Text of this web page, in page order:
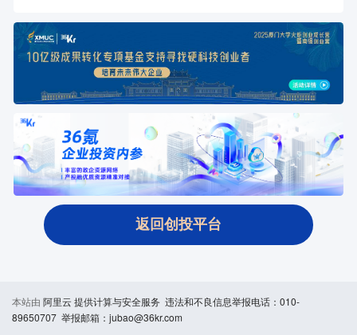
返回创投平台
本站由 阿里云 提供计算与安全服务 违法和不良信息举报电话：010-
89650707 举报邮箱：jubao@36kr.com